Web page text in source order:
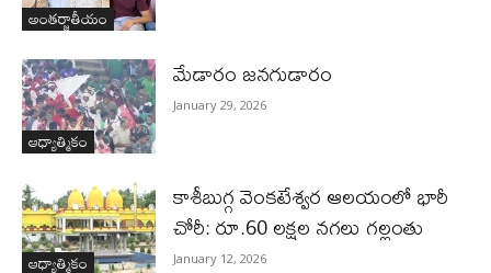
అంతర్జాతీయం
ఆధ్యాత్మికం
మేడారం జనగుడారం
January 29, 2026
ఆధ్యాత్మికం
కాశీబుగ్గ వెంకటేశ్వర ఆలయంలో భారీ
చోరీ: రూ.60 లక్షల నగలు గల్లంతు
January 12, 2026